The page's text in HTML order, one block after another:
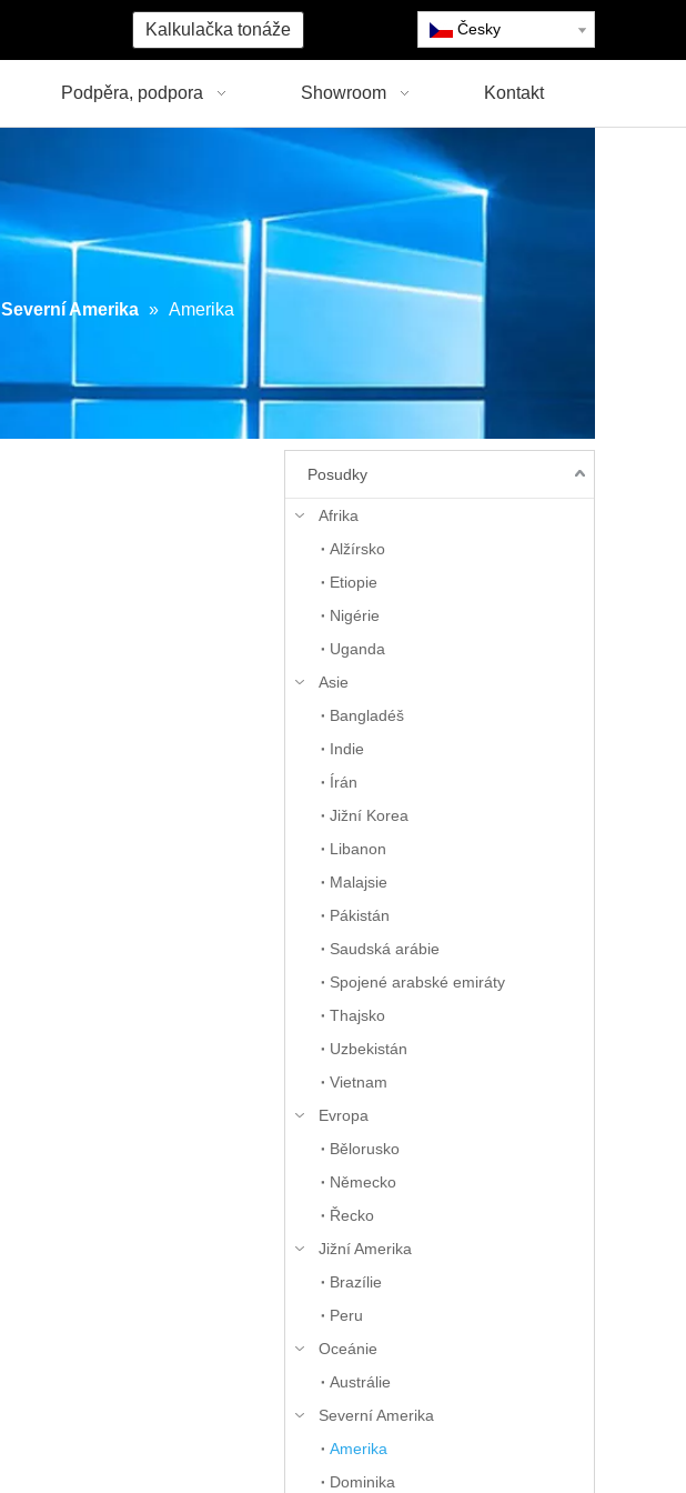
Kalkulačka tonáže Česky
Podpěra, podpora Showroom Kontakt
Severní Amerika » Amerika
Posudky
Afrika
Alžírsko
Etiopie
Nigérie
Uganda
Asie
Bangladéš
Indie
Írán
Jižní Korea
Libanon
Malajsie
Pákistán
Saudská arábie
Spojené arabské emiráty
Thajsko
Uzbekistán
Vietnam
Evropa
Bělorusko
Německo
Řecko
Jižní Amerika
Brazílie
Peru
Oceánie
Austrálie
Severní Amerika
Amerika
Dominika